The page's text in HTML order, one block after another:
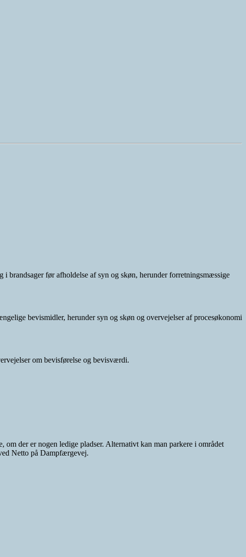
før afholdelse af syn og skøn, herunder forretningsmæssige
bevismidler, herunder syn og skøn og overvejelser af procesøkonomi
om bevisførelse og bevisværdi.
der er nogen ledige pladser. Alternativt kan man parkere i området
Netto på Dampfærgevej.